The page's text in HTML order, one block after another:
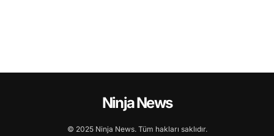
Ninja News
© 2025 Ninja News. Tüm hakları saklıdır.